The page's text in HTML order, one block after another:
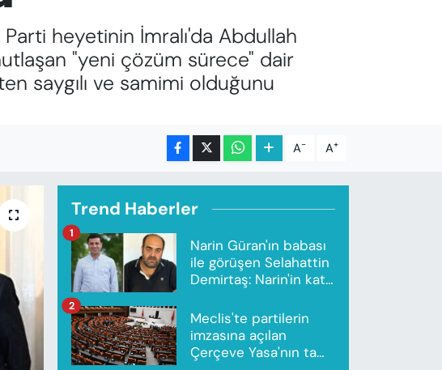
heyetinin İmralı'da Abdullah
"yeni çözüm sürece" dair
saygılı ve samimi olduğunu
A- A+
Trend Haberler
Narin Güran'ın babası
ile görüşen Selahattin
Demirtaş: Narin'in katili
1
Meclis'te partilerin
imzasına açılan
Çerçeve Yasa'nın tam
2